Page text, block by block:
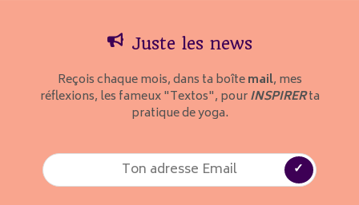
Juste les news
Reçois chaque mois, dans ta boîtemail, mes
réflexions, les fameux "Textos", pourINSPIRERta
pratique de yoga.